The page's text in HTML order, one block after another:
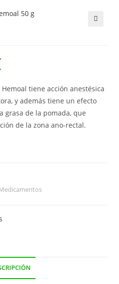
El
17,96€.
tiene acción anestésica
y además tiene un efecto
grasa de la pomada, que
de la zona ano-rectal.